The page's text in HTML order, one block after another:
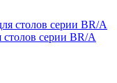
серии BR/A